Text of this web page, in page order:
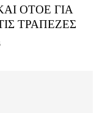
ΟΤΟΕ ΓΙΑ
ΤΡΑΠΕΖΕΣ